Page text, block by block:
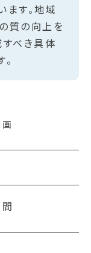
す。地域
質の向上を
べき具体